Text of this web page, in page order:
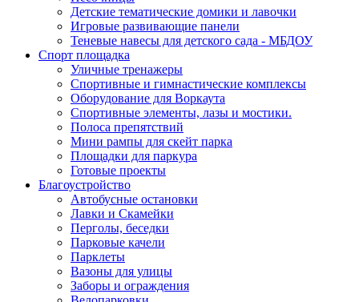
Детские тематические домики и лавочки
Игровые развивающие панели
Теневые навесы для детского сада - МБДОУ
Спорт площадка
Уличные тренажеры
Спортивные и гимнастические комплексы
Оборудование для Воркаута
Спортивные элементы, лазы и мостики.
Полоса препятствий
Мини рампы для скейт парка
Площадки для паркура
Готовые проекты
Благоустройство
Автобусные остановки
Лавки и Скамейки
Перголы, беседки
Парковые качели
Парклеты
Вазоны для улицы
Заборы и ограждения